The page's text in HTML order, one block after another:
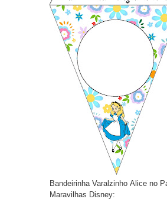
Bandeirinha Varalzinho Alice no
Maravilhas Disney: